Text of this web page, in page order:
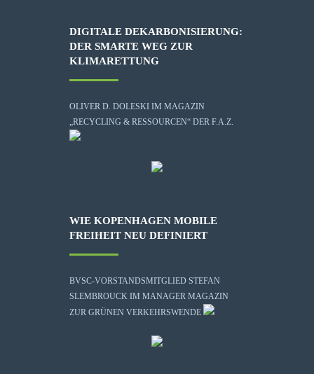
DIGITALE DEKARBONISIERUNG:
DER SMARTE WEG ZUR
KLIMARETTUNG
OLIVER D. DOLESKI IM MAGAZIN
„RECYCLING & RESSOURCEN“ DER F.A.Z.
WIE KOPENHAGEN MOBILE
FREIHEIT NEU DEFINIERT
BVSC-VORSTANDSMITGLIED STEFAN
SLEMBROUCK IM MANAGER MAGAZIN
ZUR GRÜNEN VERKEHRSWENDE